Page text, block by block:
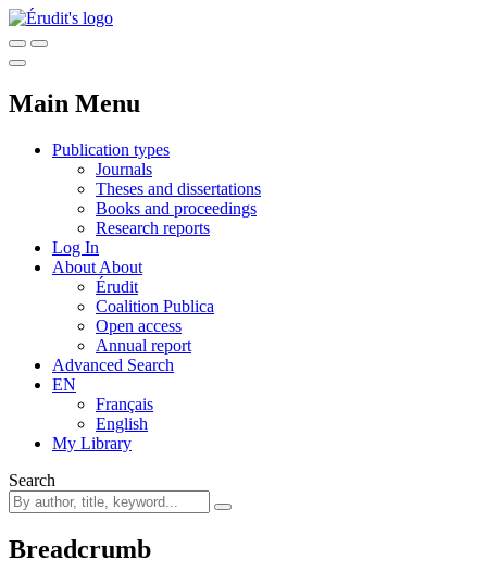
Main Menu
Publication types
Journals
Theses and dissertations
Books and proceedings
Research reports
Log In
About About
Érudit
Coalition Publica
Open access
Annual report
Advanced Search
EN
Français
English
My Library
Search
Breadcrumb